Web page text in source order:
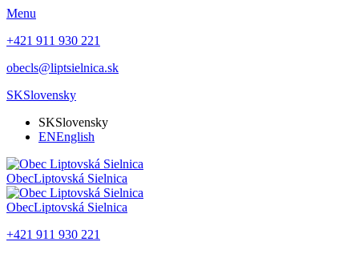
Menu
+421 911 930 221
obecls@liptsielnica.sk
SKSlovensky
SKSlovensky
ENEnglish
ObecLiptovská Sielnica
ObecLiptovská Sielnica
+421 911 930 221